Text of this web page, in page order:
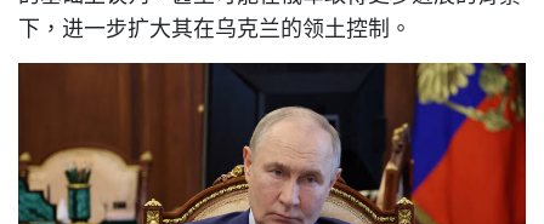
下，进一步扩大其在乌克兰的领土控制。